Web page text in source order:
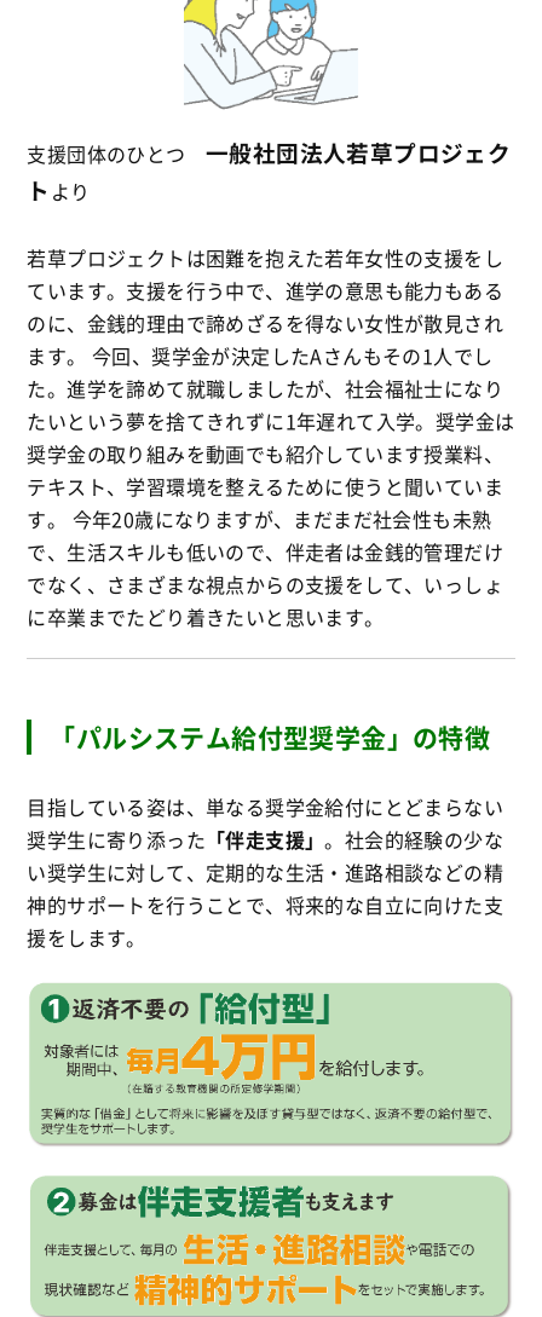
支援団体のひとつ 一般社団法人若草プロジェク
ト より
若草プロジェクトは困難を抱えた若年女性の支援をし
ています。支援を行う中で、進学の意思も能力もある
のに、金銭的理由で諦めざるを得ない女性が散見され
ます。 今回、奨学金が決定したAさんもその1人でし
た。進学を諦めて就職しましたが、社会福祉士になり
たいという夢を捨てきれずに1年遅れて入学。奨学金は
奨学金の取り組みを動画でも紹介しています授業料、
テキスト、学習環境を整えるために使うと聞いていま
す。 今年20歳になりますが、まだまだ社会性も未熟
で、生活スキルも低いので、伴走者は金銭的管理だけ
でなく、さまざまな視点からの支援をして、いっしょ
に卒業までたどり着きたいと思います。
「パルシステム給付型奨学金」の特徴
目指している姿は、単なる奨学金給付にとどまらない
奨学生に寄り添った 「伴走支援」。社会的経験の少な
い奨学生に対して、定期的な生活・進路相談などの精
神的サポートを行うことで、将来的な自立に向けた支
援をします。